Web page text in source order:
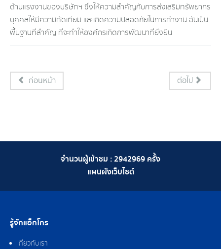
ด้านแรงงานของบริษัทฯ ซึ่งให้ความสำคัญกับการส่งเสริมทรัพยากร
บุคคลให้มีความทัดเทียม และเกิดความปลอดภัยในการทํางาน อันเป็น
พื้นฐานที่สําคัญ ที่จะทําให้องค์กรเกิดการพัฒนาที่ยั่งยืน
ก่อนหน้า ต่อไป
จำนวนผู้เข้าชม :2942969 ครั้ง
แผนผังเว็บไซต์
รู้จักแอ็กโกร
เกี่ยวกับเรา